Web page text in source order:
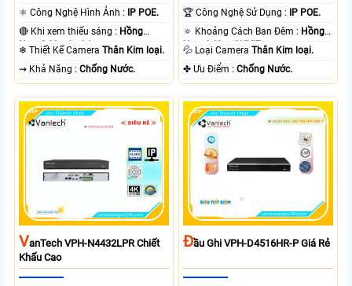
⚛️ Công Nghệ Hình Ảnh : IP POE.
🔴 Khi xem thiếu sáng : Hồng
Ngoại 60m Led Array.
❄ Thiết Kế CameraThân Kim loại.
️⇝ Khả Năng :Chống Nước.
🏆 Công Nghệ Sử Dụng : IP POE.
🔅 Khoảng Cách Ban Đêm : Hồng
Ngoại 40m ONVIF.
💦 Loại CameraThân Kim loại.
️✤ Ưu Điểm :Chống Nước.
VAnTech VPH-N4432LPR Chiết
Khấu Cao
ĐẦu Ghi VPH-D4516HR-P Giá Rẻ